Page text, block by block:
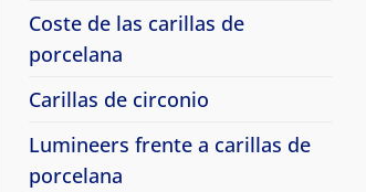
Coste de las carillas de
porcelana
Carillas de circonio
Lumineers frente a carillas de
porcelana